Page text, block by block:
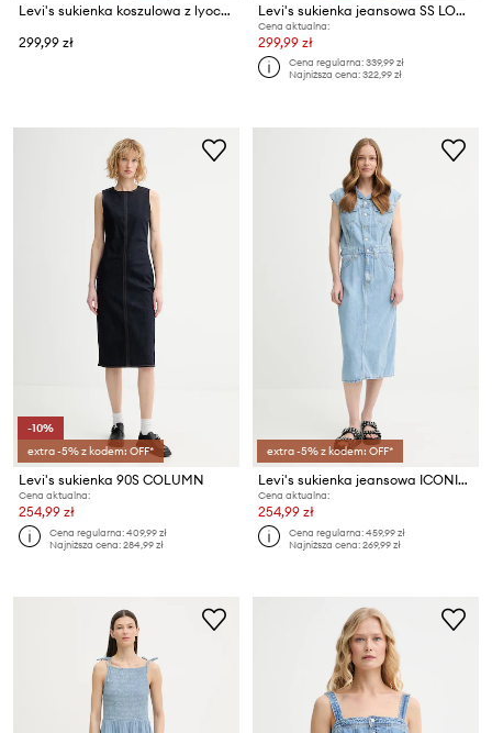
Levi's sukienka koszulowa z lyocellem MERCER SL MINI
299,99 zł
Levi's sukienka jeansowa SS LOGAN WESTERN
Cena aktualna:
299,99 zł
Cena regularna:339,99 zł
Najniższa cena:322,99 zł
-10%
extra -5% z kodem: OFF*
Levi's sukienka 90S COLUMN
Cena aktualna:
254,99 zł
Cena regularna:409,99 zł
Najniższa cena:284,99 zł
extra -5% z kodem: OFF*
Levi's sukienka jeansowa ICONIC SLEEVELESS DRESS
Cena aktualna:
254,99 zł
Cena regularna:459,99 zł
Najniższa cena:269,99 zł